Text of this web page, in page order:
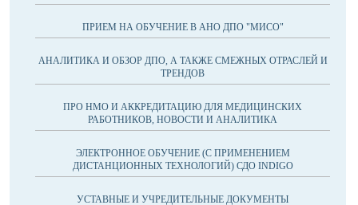
ПРИЕМ НА ОБУЧЕНИЕ В АНО ДПО "МИСО"
АНАЛИТИКА И ОБЗОР ДПО, А ТАКЖЕ СМЕЖНЫХ ОТРАСЛЕЙ И
ТРЕНДОВ
ПРО НМО И АККРЕДИТАЦИЮ ДЛЯ МЕДИЦИНСКИХ
РАБОТНИКОВ, НОВОСТИ И АНАЛИТИКА
ЭЛЕКТРОННОЕ ОБУЧЕНИЕ (С ПРИМЕНЕНИЕМ
ДИСТАНЦИОННЫХ ТЕХНОЛОГИЙ) СДО INDIGO
УСТАВНЫЕ И УЧРЕДИТЕЛЬНЫЕ ДОКУМЕНТЫ